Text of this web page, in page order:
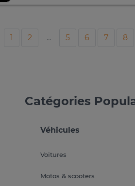
1 2 ... 5 6 7 8
Catégories
Véhicules
Voitures
Motos & scooters